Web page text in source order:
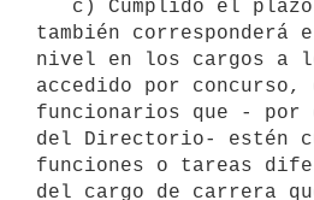
también corresponderá
nivel en los cargos a
accedido por concurso,
funcionarios que - por
del Directorio- estén
funciones o tareas
del cargo de carrera